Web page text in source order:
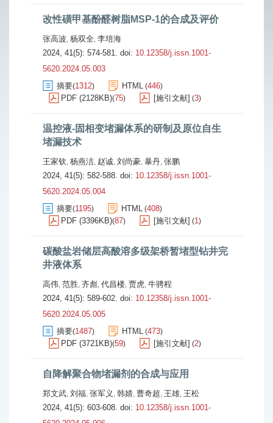
改性磺甲基酚醛树脂MSP-1的合成及评价
张高波, 杨双全, 李培海
2024, 41(5): 574-581. doi: 10.12358/j.issn.1001-
5620.2024.05.003
摘要(1312) HTML (446)
PDF (2128KB)(75) [施引文献] (3)
温控液-固相变堵漏体系的研制及原位自生
堵漏技术
王家钦, 杨燕洁, 赵诚, 刘尚豪, 暴丹, 张鹏
2024, 41(5): 582-588. doi: 10.12358/j.issn.1001-
5620.2024.05.004
摘要(1195) HTML (408)
PDF (3396KB)(87) [施引文献] (1)
碳酸盐岩储层高酸溶多级架桥暂堵型钻井完
井液体系
高伟, 范胜, 齐彪, 代昌楼, 贾虎, 牛骋程
2024, 41(5): 589-602. doi: 10.12358/j.issn.1001-
5620.2024.05.005
摘要(1487) HTML (473)
PDF (3721KB)(59) [施引文献] (2)
自降解聚合物堵漏剂的合成与应用
郑文武, 刘福, 张军义 , 韩婧, 曹奇超, 王雄, 王松
2024, 41(5): 603-608. doi: 10.12358/j.issn.1001-